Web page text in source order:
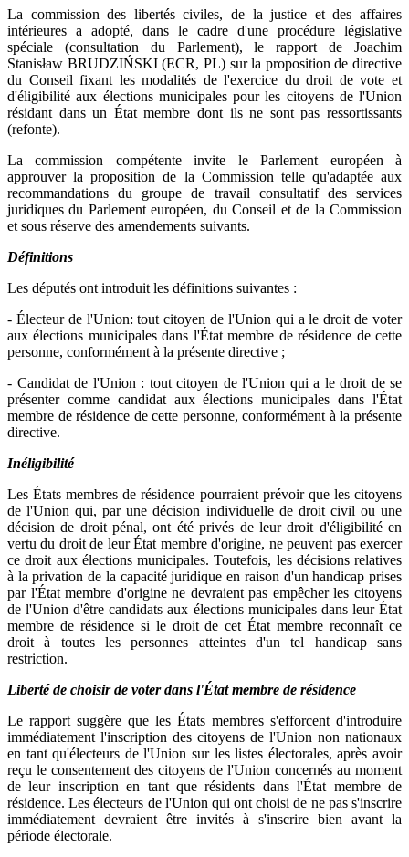
La commission des libertés civiles, de la justice et des affaires
intérieures a adopté, dans le cadre d'une procédure législative
spéciale (consultation du Parlement), le rapport de Joachim
Stanisław BRUDZIŃSKI (ECR, PL) sur la proposition de directive
du Conseil fixant les modalités de l'exercice du droit de vote et
d'éligibilité aux élections municipales pour les citoyens de l'Union
résidant dans un État membre dont ils ne sont pas ressortissants
(refonte).
La commission compétente invite le Parlement européen à
approuver la proposition de la Commission telle qu'adaptée aux
recommandations du groupe de travail consultatif des services
juridiques du Parlement européen, du Conseil et de la Commission
et sous réserve des amendements suivants.
Définitions
Les députés ont introduit les définitions suivantes :
- Électeur de l'Union: tout citoyen de l'Union qui a le droit de voter
aux élections municipales dans l'État membre de résidence de cette
personne, conformément à la présente directive ;
- Candidat de l'Union : tout citoyen de l'Union qui a le droit de se
présenter comme candidat aux élections municipales dans l'État
membre de résidence de cette personne, conformément à la présente
directive.
Inéligibilité
Les États membres de résidence pourraient prévoir que les citoyens
de l'Union qui, par une décision individuelle de droit civil ou une
décision de droit pénal, ont été privés de leur droit d'éligibilité en
vertu du droit de leur État membre d'origine, ne peuvent pas exercer
ce droit aux élections municipales. Toutefois, les décisions relatives
à la privation de la capacité juridique en raison d'un handicap prises
par l'État membre d'origine ne devraient pas empêcher les citoyens
de l'Union d'être candidats aux élections municipales dans leur État
membre de résidence si le droit de cet État membre reconnaît ce
droit à toutes les personnes atteintes d'un tel handicap sans
restriction.
Liberté de choisir de voter dans l'État membre de résidence
Le rapport suggère que les États membres s'efforcent d'introduire
immédiatement l'inscription des citoyens de l'Union non nationaux
en tant qu'électeurs de l'Union sur les listes électorales, après avoir
reçu le consentement des citoyens de l'Union concernés au moment
de leur inscription en tant que résidents dans l'État membre de
résidence. Les électeurs de l'Union qui ont choisi de ne pas s'inscrire
immédiatement devraient être invités à s'inscrire bien avant la
période électorale.